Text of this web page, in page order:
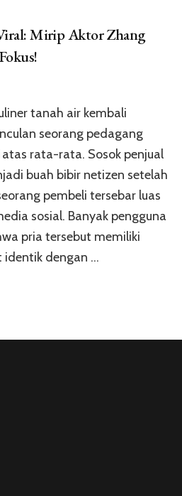
Mirip Aktor Zhang
tanah air kembali
seorang pedagang
rata-rata. Sosok penjual
buah bibir netizen setelah
pembeli tersebar luas
sosial. Banyak pengguna
pria tersebut memiliki
identik dengan …